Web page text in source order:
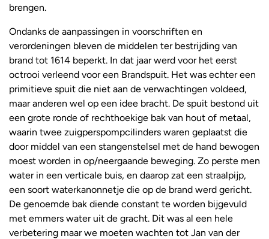
brengen.
Ondanks de aanpassingen in voorschriften en
verordeningen bleven de middelen ter bestrijding van
brand tot 1614 beperkt. In dat jaar werd voor het eerst
octrooi verleend voor een Brandspuit. Het was echter een
primitieve spuit die niet aan de verwachtingen voldeed,
maar anderen wel op een idee bracht. De spuit bestond uit
een grote ronde of rechthoekige bak van hout of metaal,
waarin twee zuigperspompcilinders waren geplaatst die
door middel van een stangenstelsel met de hand bewogen
moest worden in op/neergaande beweging. Zo perste men
water in een verticale buis, en daarop zat een straalpijp,
een soort waterkanonnetje die op de brand werd gericht.
De genoemde bak diende constant te worden bijgevuld
met emmers water uit de gracht. Dit was al een hele
verbetering maar we moeten wachten tot Jan van der